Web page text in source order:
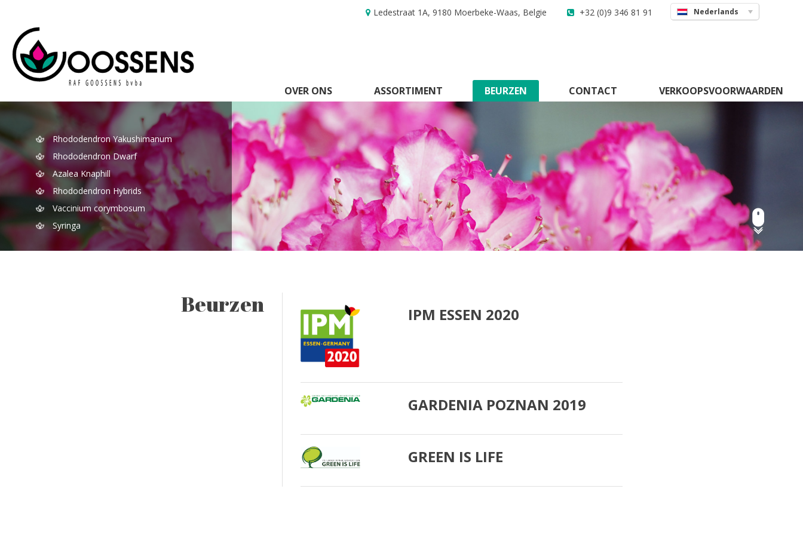
Ledestraat 1A, 9180 Moerbeke-Waas, Belgie +32 (0)9 346 81 91 Nederlands
OVER ONS ASSORTIMENT BEURZEN CONTACT VERKOOPSVOORWAARDEN
Rhododendron Yakushimanum
Rhododendron Dwarf
Azalea Knaphill
Rhododendron Hybrids
Vaccinium corymbosum
Syringa
Beurzen IPM ESSEN 2020
GARDENIA POZNAN 2019
GREEN IS LIFE